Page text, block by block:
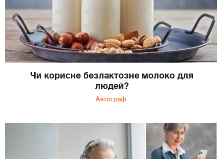
Чи корисне безлактозне молоко для
людей?
Автограф